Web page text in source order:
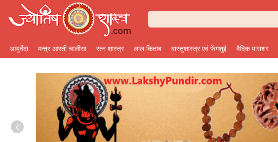
आयुर्वेदा मन्त्र आरती चालीसा रत्न शास्त्र लाल किताब वास्तुशास्त्र एवं फेंगशुई वैदिक पाराशर
‹